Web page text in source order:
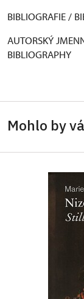
BIBLIOGRAFIE /
AUTORSKÝ
BIBLIOGRAPHY
Mohlo by